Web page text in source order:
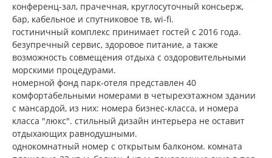
конференц-зал, прачечная, круглосуточный консьерж,
бар, кабельное и спутниковое тв, wi-fi.
гостиничный комплекс принимает гостей с 2016 года.
безупречный сервис, здоровое питание, а также
возможность совмещения отдыха с оздоровительными
морскими процедурами.
номерной фонд парк-отеля представлен 40
комфортабельными номерами в четырехэтажном здании
с мансардой, из них: номера бизнес-класса, и номера
класса "люкс". стильный дизайн интерьера не оставит
отдыхающих равнодушными.
однокомнатный номер с открытым балконом. комната